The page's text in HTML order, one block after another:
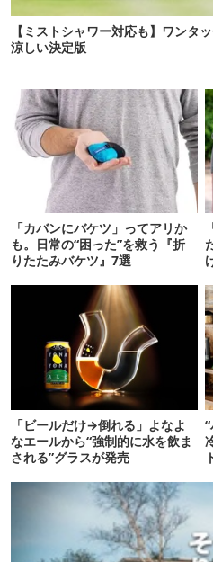
【ミストシャワー対応も】ワンタ
涼しい決定版
「カバンにバケツ」ってアリか
も。日常の“困った”を救う『折
りたたみバケツ』7選
「ビールだけ→倒れる」よなよ
なエールから“強制的に水を飲ま
される”グラスが発売